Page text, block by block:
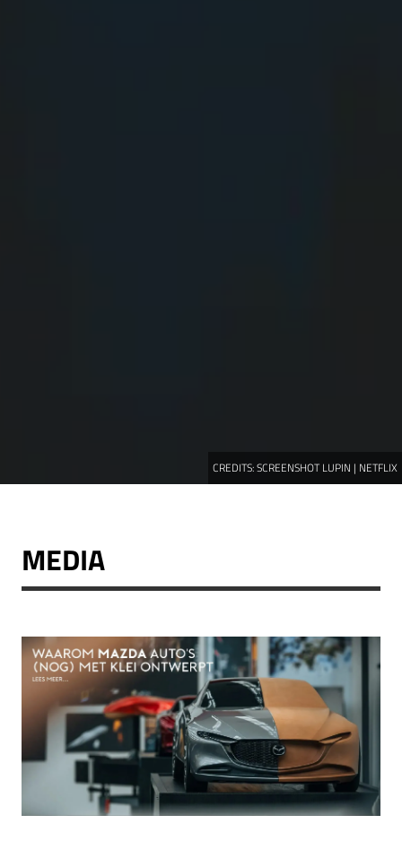
CREDITS:SCREENSHOT LUPIN | NETFLIX
MEDIA